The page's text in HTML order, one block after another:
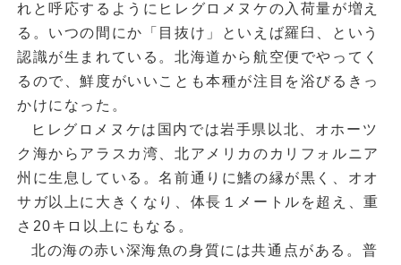
れと呼応するようにヒレグロメヌケの入荷量が増え
る。いつの間にか「目抜け」といえば羅臼、という
認識が生まれている。北海道から航空便でやってく
るので、鮮度がいいことも本種が注目を浴びるきっ
かけになった。
ヒレグロメヌケは国内では岩手県以北、オホーツ
ク海からアラスカ湾、北アメリカのカリフォルニア
州に生息している。名前通りに鰭の縁が黒く、オオ
サガ以上に大きくなり、体長１メートルを超え、重
さ20キロ以上にもなる。
北の海の赤い深海魚の身質には共通点がある。普